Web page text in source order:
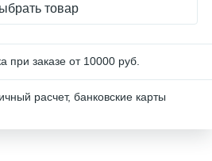
товар
при заказе от 10000 руб.
расчет, банковские карты